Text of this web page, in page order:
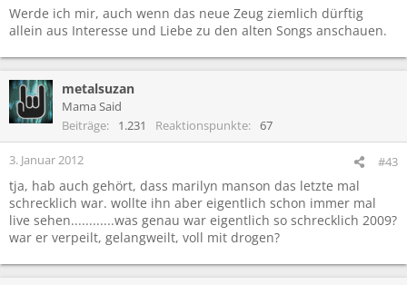
Werde ich mir, auch wenn das neue Zeug ziemlich dürftig
allein aus Interesse und Liebe zu den alten Songs anschauen.
metalsuzan
Mama Said
Beiträge
1.231 Reaktionspunkte 67
3. Januar 2012 #43
tja, hab auch gehört, dass marilyn manson das letzte mal
schrecklich war. wollte ihn aber eigentlich schon immer mal
live sehen............was genau war eigentlich so schrecklich 2009?
war er verpeilt, gelangweilt, voll mit drogen?